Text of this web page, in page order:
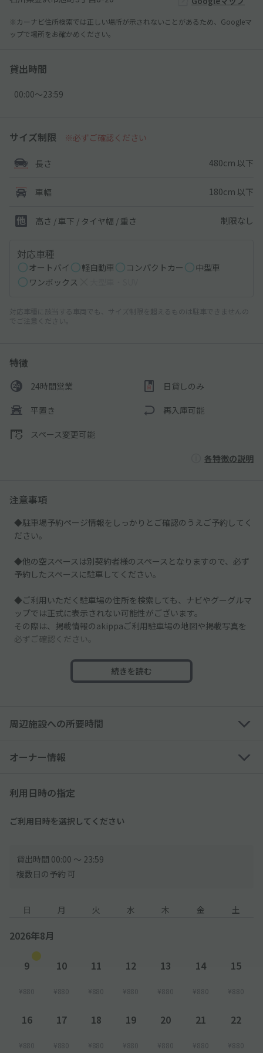
※カーナビ住所検索では正しい場所が示されないことがあるため、Googleマ
ップで場所をお確かめください。
貸出時間
00:00〜23:59
サイズ制限 ※必ずご確認ください
長さ 480cm 以下
車幅 180cm 以下
高さ / 車下 / タイヤ幅 / 重さ 制限なし
対応車種
オートバイ 軽自動車 コンパクトカー
中型車
ワンボックス
対応車種に該当する車両でも、サイズ制限を超えるものは駐車できませんの
でご注意ください。
特徴
24時間営業 日貸しのみ
平置き 再入庫可能
スペース変更可能
各特徴の説明
注意事項
◆駐車場予約ページ情報をしっかりとご確認のうえご予約してく
ださい。
◆他の空スペースは別契約者様のスペースとなりますので、必ず
予約したスペースに駐車してください。
◆ご利用いただく駐車場の住所を検索しても、ナビやグーグルマ
ップでは正式に表示されない可能性がございます。
その際は、掲載情報のakippaご利用駐車場の地図や掲載写真を
必ずご確認ください。
─────────────
◇予約された方ご本人・記入した車種、ナンバーでお越しくださ
続きを読む
周辺施設への所要時間
オーナー情報
利用日時の指定
ご利用日時を選択してください
貸出時間 00:00 〜 23:59
複数日の予約 可
日 月 火 水 木 金 土
2026年8月
9
¥880
10
¥880
11
¥880
12
¥880
13
¥880
14
¥880
15
¥880
16
¥880
17
¥880
18
¥880
19
¥880
20
¥880
21
¥880
22
¥880